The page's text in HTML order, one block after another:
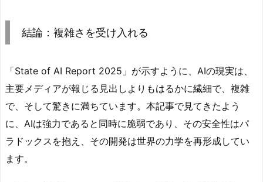
結論：複雑さを受け入れる
「State of AI Report 2025」が示すように、AIの現実は、
主要メディアが報じる見出しよりもはるかに繊細で、複雑
で、そして驚きに満ちています。本記事で見てきたよう
に、AIは強力であると同時に脆弱であり、その安全性はパ
ラドックスを抱え、その開発は世界の力学を再形成してい
ます。